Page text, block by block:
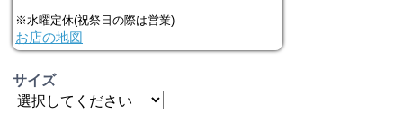
※水曜定休(祝祭日の際は営業)
お店の地図
サイズ